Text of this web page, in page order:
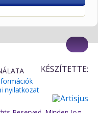
nyilatkozat
KÉSZÍTETTE: